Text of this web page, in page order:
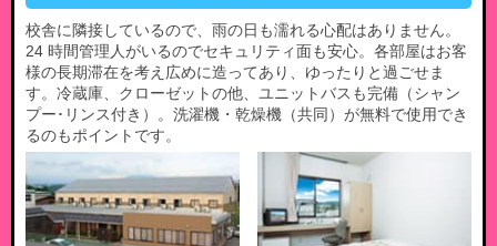
校舎に隣接しているので、雨の日も濡れる心配はありません。
24 時間管理人がいるのでセキュリティ面も安心。各部屋はお客
様の長期滞在を考え広めに造ってあり、ゆったりと過ごせま
す。冷蔵庫、クローゼットの他、ユニットバスも完備（シャン
プー･リンス付き）。洗濯機・乾燥機（共同）が無料で使用でき
るのもポイントです。